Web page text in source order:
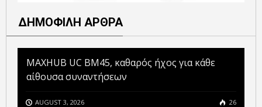
ΔΗΜΟΦΙΛΗ ΑΡΘΡΑ
MAXHUB UC BM45, καθαρός ήχος για κάθε
αίθουσα συναντήσεων
AUGUST 3, 2026 26